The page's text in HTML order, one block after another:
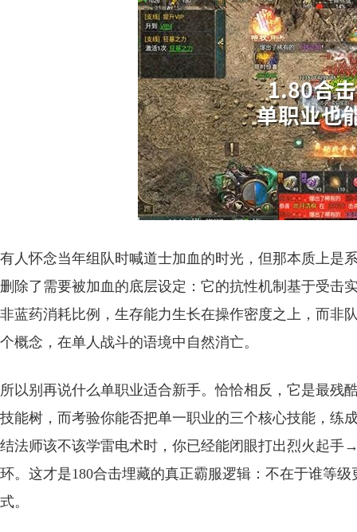
有人怀念当年组队时喊道士加血的时光，但那本质上是
删除了需要被加血的底层设定：它的抗性机制基于受击
非蓝药消耗比例，生存能力生长在操作密度之上，而非
个概念，在单人战斗的语境中自然消亡。
所以别再说什么单职业适合新手。恰恰相反，它是最
技能树，而考验你能否把单一职业的三个核心技能，练
结法师该不该学雷电术时，你已经能闭眼打出烈火起
环。这才是180合击埋藏的真正霸服逻辑：不在于谁等
式。